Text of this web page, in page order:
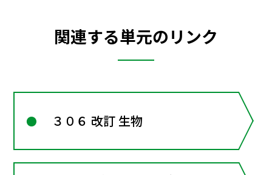
関連する単元のリンク
３０６ 改訂 生物